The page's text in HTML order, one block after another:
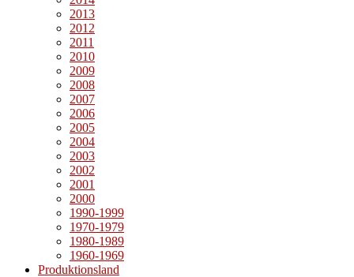
2013
2012
2011
2010
2009
2008
2007
2006
2005
2004
2003
2002
2001
2000
1990-1999
1970-1979
1980-1989
1960-1969
Produktionsland